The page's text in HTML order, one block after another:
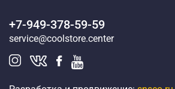
+7-949-378-59-59
service@coolstore.center